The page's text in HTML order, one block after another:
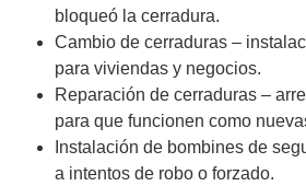
bloqueó la cerradura.
Cambio de cerraduras –
para viviendas y negocios.
Reparación de cerraduras –
para que funcionen como
Instalación de bombines de
a intentos de robo o forzado.